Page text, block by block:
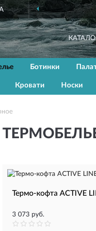
Ботинки
Кровати Носки
Термо-кофта ACTIVE
3 073 руб.